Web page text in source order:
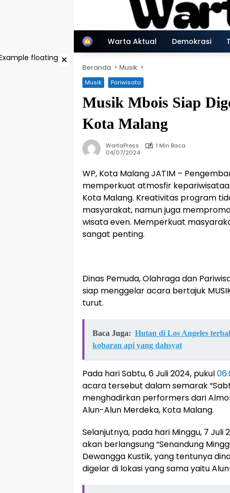
HomeWarta Aktual Demokrasi
× Beranda Musik
Musik Pariwisata
Musik Mbois Siap
Kota Malang
WartaPress
1 Min Baca
04/07/2024
WP, Kota Malang JATIM –
memperkuat atmosfir
Kota Malang. Kreativitas program
masyarakat, namun juga
wisata even. Memperkuat
sangat penting.
Dinas Pemuda, Olahraga dan
siap menggelar acara bertajuk
turut.
Baca Juga: Hutan di Los Angeles
kobaran api yang dahsyat
Pada hari Sabtu, 6 Juli 2024, pukul
acara tersebut dalam semarak
menghadirkan performers dari
Alun-Alun Merdeka, Kota Malang.
Selanjutnya, pada hari Minggu, 7 Juli
akan berlangsung “Senandung
Dewangga Kustik, yang tentunya
digelar di lokasi yang sama yaitu